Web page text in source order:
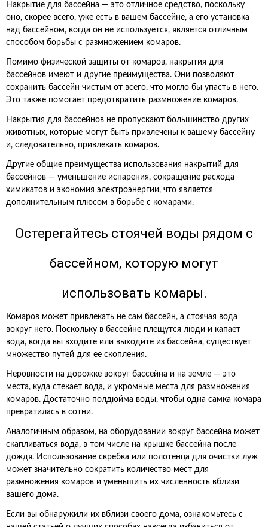
Накрытие для бассейна — это отличное средство, поскольку
оно, скорее всего, уже есть в вашем бассейне, а его установка
над бассейном, когда он не используется, является отличным
способом борьбы с размножением комаров.
Помимо физической защиты от комаров, накрытия для
бассейнов имеют и другие преимущества. Они позволяют
сохранить бассейн чистым от всего, что могло бы упасть в него.
Это также помогает предотвратить размножение комаров.
Накрытия для бассейнов не пропускают большинство других
животных, которые могут быть привлечены к вашему бассейну
и, следовательно, привлекать комаров.
Другие общие преимущества использования накрытий для
бассейнов — уменьшение испарения, сокращение расхода
химикатов и экономия электроэнергии, что является
дополнительным плюсом в борьбе с комарами.
Остерегайтесь стоячей воды рядом с
бассейном, которую могут
использовать комары.
Комаров может привлекать не сам бассейн, а стоячая вода
вокруг него. Поскольку в бассейне плещутся люди и капает
вода, когда вы входите или выходите из бассейна, существует
множество путей для ее скопления.
Неровности на дорожке вокруг бассейна и на земле — это
места, куда стекает вода, и укромные места для размножения
комаров. Достаточно полдюйма воды, чтобы одна самка комара
превратилась в сотни.
Аналогичным образом, на оборудовании вокруг бассейна может
скапливаться вода, в том числе на крышке бассейна после
дождя. Использование скребка или полотенца для очистки луж
может значительно сократить количество мест для
размножения комаров и уменьшить их численность вблизи
вашего дома.
Если вы обнаружили их вблизи своего дома, ознакомьтесь с